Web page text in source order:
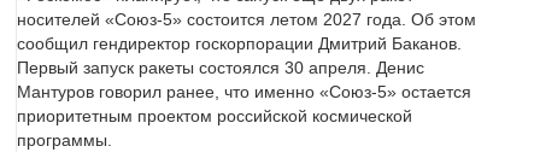
носителей «Союз-5» состоится летом 2027 года. Об этом
сообщил гендиректор госкорпорации Дмитрий Баканов.
Первый запуск ракеты состоялся 30 апреля. Денис
Мантуров говорил ранее, что именно «Союз-5» остается
приоритетным проектом российской космической
программы.